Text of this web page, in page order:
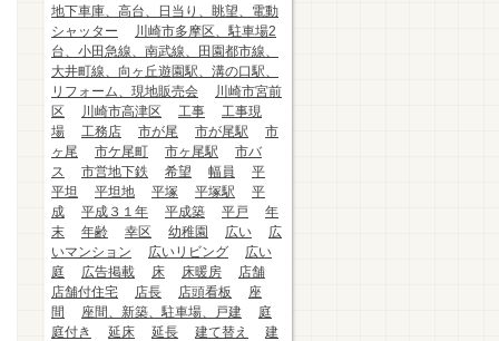
地下車庫、高台、日当り、眺望、電動
シャッター
川崎市多摩区、駐車場2
台、小田急線、南武線、田園都市線、
大井町線、向ヶ丘遊園駅、溝の口駅、
リフォーム、現地販売会
川崎市宮前
区
川崎市高津区 工事
工事現
場
工務店 市が尾 市が尾駅
市
ヶ尾
市ケ尾町 市ヶ尾駅
市バ
ス
市営地下鉄 希望 幅員
平
平坦
平坦地 平塚 平塚駅
平
成
平成３１年 平成築 平戸
年
末
年齢 幸区 幼稚園 広い
広
いマンション
広いリビング
広い
庭
広告掲載 床 床暖房
店舗
店舗付住宅
店長 店頭看板
座
間
座間、新築、駐車場、戸建
庭
庭付き
延床 延長 建て替え
建